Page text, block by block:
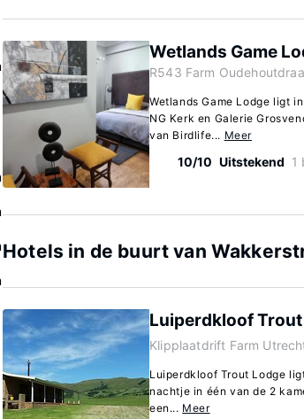
Wetlands Game
R543 Farm
Wetlands Game Lodge ligt
NG Kerk en Galerie
van Birdlife... Meer
10/10 Uitstekend 1
Hotels in de buurt van
Luiperdkloof
Klipplaatdrift Farm
Luiperdkloof Trout Lodge
nachtje in één van de 2
een... Meer